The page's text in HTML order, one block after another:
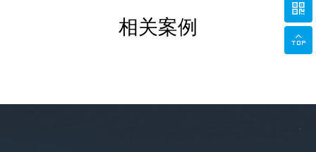
相关案例

